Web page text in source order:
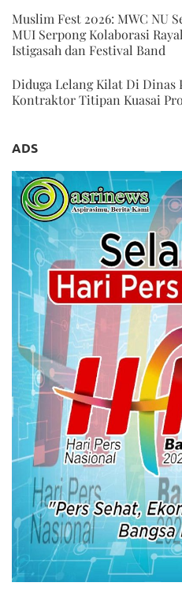
Muslim Fest 2026: MWC NU
MUI Serpong Kolaborasi
Istigasah dan Festival Band
Diduga Lelang Kilat Di Dinas
Kontraktor Titipan Kuasai
ADS